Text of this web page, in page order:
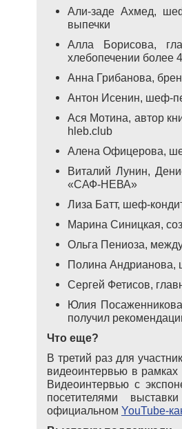
Али-заде Ахмед,
выпечки
Алла Борисова,
хлебопечении более
Анна Грибанова,
Антон Исенин, шеф-
Ася Мотина, автор
hleb.club
Алена Офицерова,
Виталий Лунин,
«САФ-НЕВА»
Лиза Батт, шеф-
Марина Синицкая,
Ольга Пениоза,
Полина Андрианова,
Сергей Фетисов,
Юлия
получил
Что еще?
В третий раз для
видеоинтервью в рамках
Видеоинтервью с
посетителями
официальном YouTube-